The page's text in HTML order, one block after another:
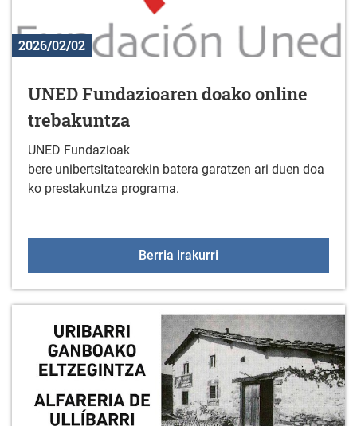
2026/02/02
UNED Fundazioaren doako online
trebakuntza
UNED Fundazioak
bere unibertsitatearekin batera garatzen ari duen doa
ko prestakuntza programa.
Berria irakurri